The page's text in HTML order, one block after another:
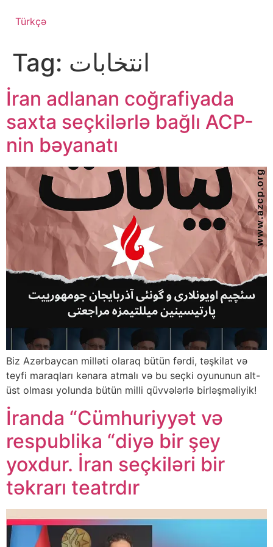
Türkçə
Tag: انتخابات
İran adlanan coğrafiyada
saxta seçkilərlə bağlı ACP-
nin bəyanatı
Biz Azərbaycan milləti olaraq bütün fərdi, təşkilat və
teyfi maraqları kənara atmalı və bu seçki oyununun alt-
üst olması yolunda bütün milli qüvvələrlə birləşməliyik!
İranda “Cümhuriyyət və
respublika “diyə bir şey
yoxdur. İran seçkiləri bir
təkrarı teatrdır